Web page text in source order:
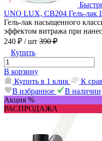
UNO LUX, CB204 Гель-лак
Гель-лак насыщенного
эффектом витража при
240 ₽ / шт 390 ₽
Купить
В корзину
Купить в 1 клик
К
В избранное
В наличии
Акция %
РАСПРОДАЖА